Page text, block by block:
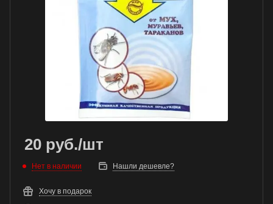
20 руб./шт
Нет в наличии Нашли дешевле?
Хочу в подарок